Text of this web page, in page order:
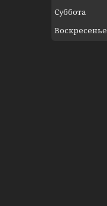
Суббота
Воскресенье